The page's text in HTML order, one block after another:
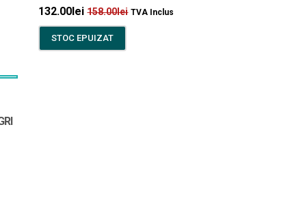
132.00lei 158.00lei TVA Inclus
STOC EPUIZAT